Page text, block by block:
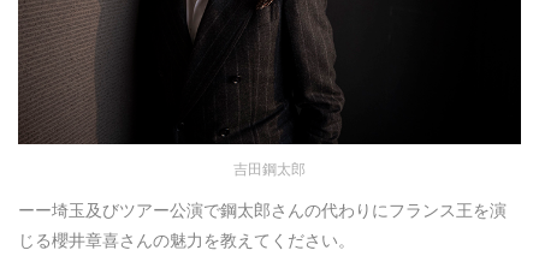
吉田鋼太郎
ーー埼玉及びツアー公演で鋼太郎さんの代わりにフランス王を演
じる櫻井章喜さんの魅力を教えてください。